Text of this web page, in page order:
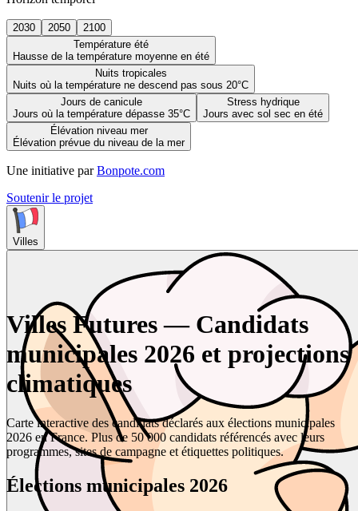
2030 2050
2100
Température été
Hausse de la température moyenne en été
Nuits tropicales
Nuits où la température ne descend pas sous 20°C
Jours de canicule
Jours où la température dépasse 35°C
Stress hydrique
Jours avec sol sec en été
Élévation niveau mer
Élévation prévue du niveau de la mer
Une initiative par Bonpote.com
Soutenir le projet
Villes
Villes Futures — Candidats
municipales 2026 et projections
climatiques
Carte interactive des candidats déclarés aux élections municipales
2026 en France. Plus de 50 000 candidats référencés avec leurs
programmes, sites de campagne et étiquettes politiques.
Élections municipales 2026